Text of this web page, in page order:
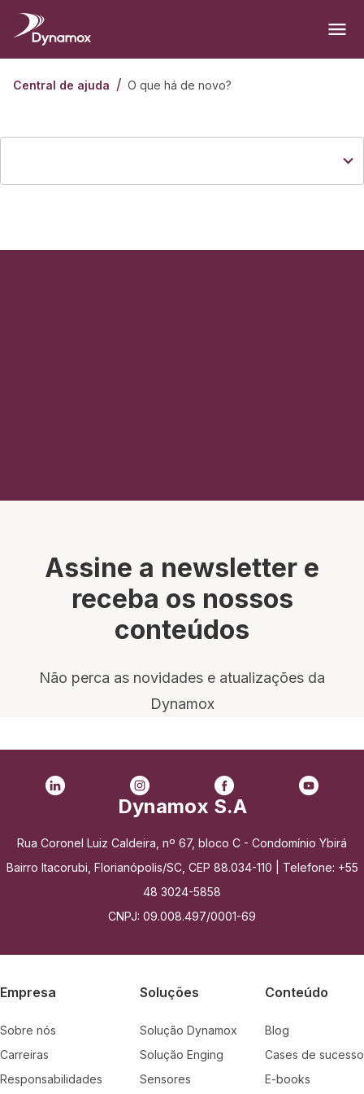
Central de ajuda / O que há de novo?
Assine a newsletter e
receba os nossos
conteúdos
Não perca as novidades e atualizações da
Dynamox
Dynamox S.A
Rua Coronel Luiz Caldeira, nº 67, bloco C - Condomínio Ybirá
Bairro Itacorubi, Florianópolis/SC, CEP 88.034-110 | Telefone: +55
48 3024-5858
CNPJ: 09.008.497/0001-69
Empresa
Sobre nós
Carreiras
Responsabilidades
Soluções
Solução Dynamox
Solução Enging
Sensores
Conteúdo
Blog
Cases de sucesso
E-books